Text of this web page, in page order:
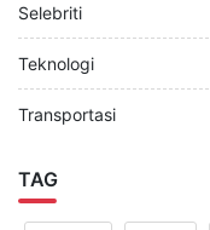
Selebriti
Teknologi
Transportasi
TAG